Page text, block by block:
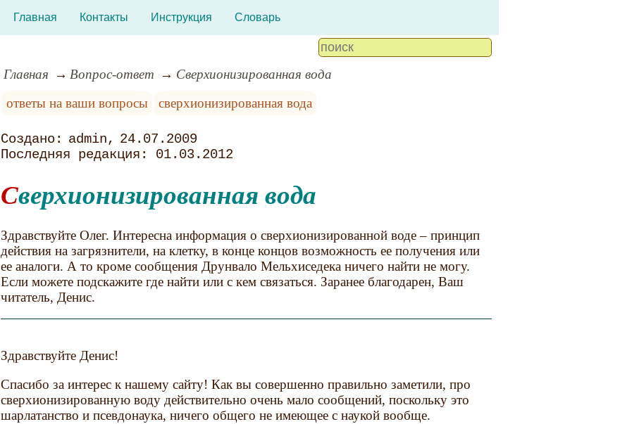
Главная Контакты Инструкция Словарь
Главная Вопрос-ответ
Сверхионизированная вода
ответы на ваши вопросы
сверхионизированная вода
admin
24.07.2009
01.03.2012
Сверхионизированная вода
Здравствуйте Олег. Интересна информация о сверхионизированной воде – принцип
действия на загрязнители, на клетку, в конце концов возможность ее получения или
ее аналоги. А то кроме сообщения Друнвало Мельхиседека ничего найти не могу.
Если можете подскажите где найти или с кем связаться. Заранее благодарен, Ваш
читатель, Денис.
Здравствуйте Денис!
Спасибо за интерес к нашему сайту! Как вы совершенно правильно заметили, про
сверхионизированную воду действительно очень мало сообщений, поскольку это
шарлатанство и псевдонаука, ничего общего не имеющее с наукой вообще.